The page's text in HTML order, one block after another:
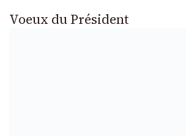
Voeux du Président